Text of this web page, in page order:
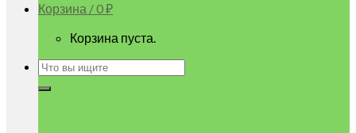
Корзина /0₽
Корзина пуста.
Искать: